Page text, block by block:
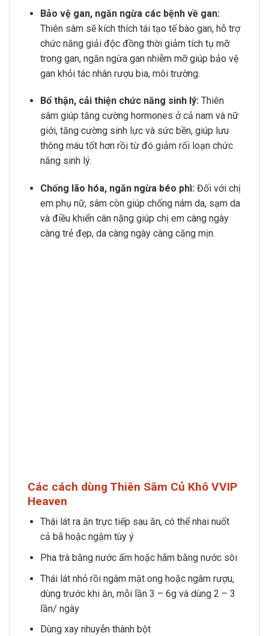
Bảo vệ gan, ngăn ngừa các bệnh về gan:
Thiên sâm sẽ kích thích tái tạo tế bào gan, hỗ trợ
chức năng giải độc đồng thời giảm tích tụ mỡ
trong gan, ngăn ngừa gan nhiễm mỡ giúp bảo vệ
gan khỏi tác nhân rượu bia, môi trường.
Bổ thận, cải thiện chức năng sinh lý: Thiên
sâm giúp tăng cường hormones ở cả nam và nữ
giới, tăng cường sinh lực và sức bền, giúp lưu
thông máu tốt hơn rồi từ đó giảm rối loạn chức
năng sinh lý.
Chống lão hóa, ngăn ngừa béo phì: Đối với chị
em phụ nữ, sâm còn giúp chống nám da, sạm da
và điều khiển cân nặng giúp chị em càng ngày
càng trẻ đẹp, da càng ngày càng căng mịn.
Các cách dùng Thiên Sâm Củ Khô VVIP
Heaven
Thái lát ra ăn trực tiếp sau ăn, có thể nhai nuốt
cả bã hoặc ngậm tùy ý
Pha trà bằng nước ấm hoặc hãm bằng nước sôi
Thái lát nhỏ rồi ngâm mật ong hoặc ngâm rượu,
dùng trước khi ăn, mỗi lần 3 – 6g và dùng 2 – 3
lần/ ngày
Dùng xay nhuyễn thành bột